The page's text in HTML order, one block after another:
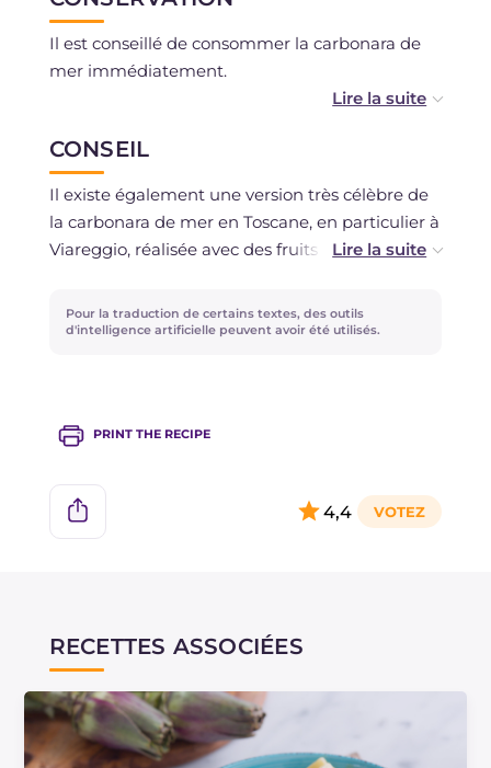
Il est conseillé de consommer la carbonara de
mer immédiatement.
CONSEIL
Il existe également une version très célèbre de
la carbonara de mer en Toscane, en particulier à
Viareggio, réalisée avec des fruits de mer.
Pour la traduction de certains textes, des outils
d'intelligence artificielle peuvent avoir été utilisés.
PRINT THE RECIPE
4,4
RECETTES ASSOCIÉES